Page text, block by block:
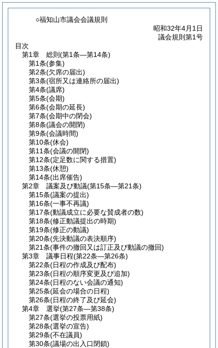
○福知山市議会会議規則
昭和32年4月1日
議会規則第1号
目次
第1章
総則 (第1条―第14条)
第1条(参集)
第2条(欠席の届出)
第3条(宿所又は連絡所の届出)
第4条(議席)
第5条(会期)
第6条(会期の延長)
第7条(会期中の閉会)
第8条(議会の開閉)
第9条(会議時間)
第10条(休会)
第11条(会議の開閉)
第12条(定足数に関する措置)
第13条(休憩)
第14条(出席催告)
第2章
議案及び動議(第15条―第21条)
第15条(議案の提出)
第16条(一事不再議)
第17条(動議成立に必要な賛成者の数)
第18条(修正動議提出の時期)
第19条(修正の動議)
第20条(先決動議の表決順序)
第21条(事件の撤回又は訂正及び動議の撤回)
第3章
議事日程(第22条―第26条)
第22条(日程の作成及び配布)
第23条(日程の順序変更及び追加)
第24条(日程のない会議の通知)
第25条(延会の場合の日程)
第26条(日程の終了及び延会)
第4章
選挙(第27条―第38条)
第27条(選挙の投票用紙)
第28条(選挙の宣告)
第29条(不在議員)
第30条(議場の出入口閉鎖)